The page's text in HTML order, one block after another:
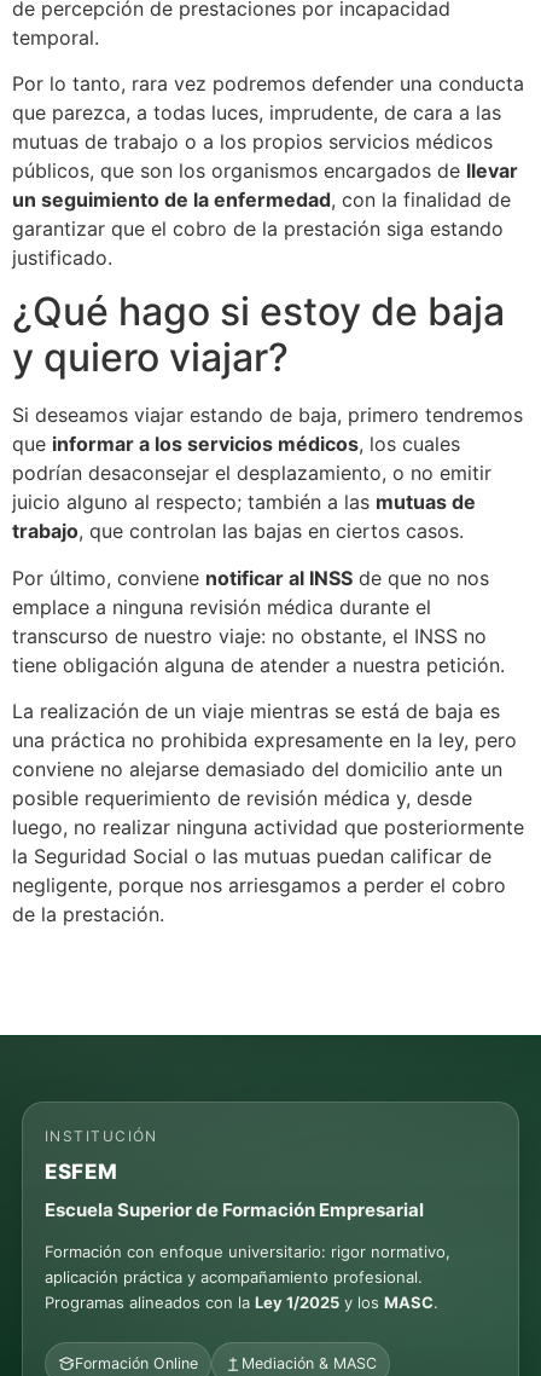
de percepción de prestaciones por incapacidad
temporal.
Por lo tanto, rara vez podremos defender una conducta
que parezca, a todas luces, imprudente, de cara a las
mutuas de trabajo o a los propios servicios médicos
públicos, que son los organismos encargados de llevar
un seguimiento de la enfermedad, con la finalidad de
garantizar que el cobro de la prestación siga estando
justificado.
¿Qué hago si estoy de baja
y quiero viajar?
Si deseamos viajar estando de baja, primero tendremos
que informar a los servicios médicos, los cuales
podrían desaconsejar el desplazamiento, o no emitir
juicio alguno al respecto; también a las mutuas de
trabajo, que controlan las bajas en ciertos casos.
Por último, conviene notificar al INSS de que no nos
emplace a ninguna revisión médica durante el
transcurso de nuestro viaje: no obstante, el INSS no
tiene obligación alguna de atender a nuestra petición.
La realización de un viaje mientras se está de baja es
una práctica no prohibida expresamente en la ley, pero
conviene no alejarse demasiado del domicilio ante un
posible requerimiento de revisión médica y, desde
luego, no realizar ninguna actividad que posteriormente
la Seguridad Social o las mutuas puedan calificar de
negligente, porque nos arriesgamos a perder el cobro
de la prestación.
INSTITUCIÓN
ESFEM
Escuela Superior de Formación Empresarial
Formación con enfoque universitario: rigor normativo,
aplicación práctica y acompañamiento profesional.
Programas alineados con la Ley 1/2025 y los MASC.
Formación Online Mediación & MASC